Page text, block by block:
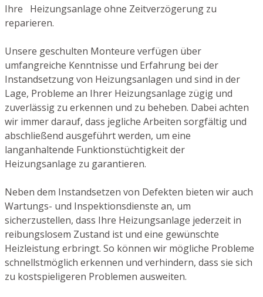
Ihre Heizungsanlage ohne Zeitverzögerung zu
reparieren.
Unsere geschulten Monteure verfügen über
umfangreiche Kenntnisse und Erfahrung bei der
Instandsetzung von Heizungsanlagen und sind in der
Lage, Probleme an Ihrer Heizungsanlage zügig und
zuverlässig zu erkennen und zu beheben. Dabei achten
wir immer darauf, dass jegliche Arbeiten sorgfältig und
abschließend ausgeführt werden, um eine
langanhaltende Funktionstüchtigkeit der
Heizungsanlage zu garantieren.
Neben dem Instandsetzen von Defekten bieten wir auch
Wartungs- und Inspektionsdienste an, um
sicherzustellen, dass Ihre Heizungsanlage jederzeit in
reibungslosem Zustand ist und eine gewünschte
Heizleistung erbringt. So können wir mögliche Probleme
schnellstmöglich erkennen und verhindern, dass sie sich
zu kostspieligeren Problemen ausweiten.